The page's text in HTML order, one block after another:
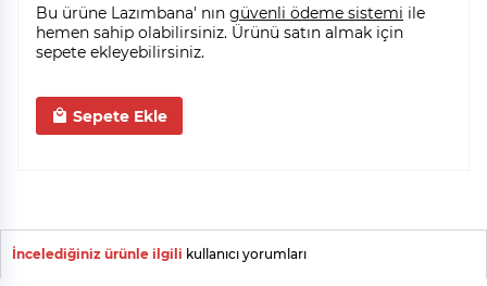
Bu ürüne Lazımbana' nın güvenli ödeme sistemi ile
hemen sahip olabilirsiniz. Ürünü satın almak için
sepete ekleyebilirsiniz.
Sepete Ekle
İncelediğiniz ürünle ilgili kullanıcı yorumları